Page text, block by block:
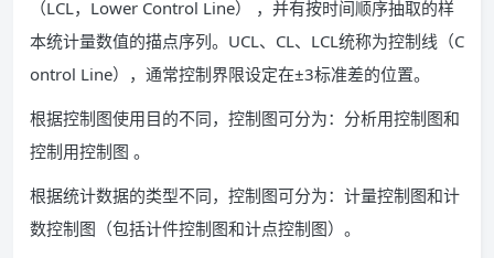
（LCL，Lower Control Line） ，并有按时间顺序抽取的样
本统计量数值的描点序列。UCL、CL、LCL统称为控制线（C
ontrol Line），通常控制界限设定在±3标准差的位置。
根据控制图使用目的不同，控制图可分为：分析用控制图和
控制用控制图 。
根据统计数据的类型不同，控制图可分为：计量控制图和计
数控制图（包括计件控制图和计点控制图）。